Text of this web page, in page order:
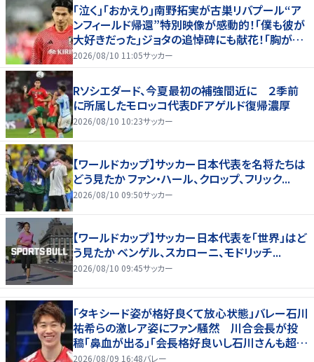
｢泣く｣｢おかえり｣南野拓実が古巣リバプール“ア
ンフィールド帰還”特別映像が感動的！｢僕も彼が
大好きだった｣ジョタの追悼碑にも献花！｢胸が熱
くなります…｣
2026/08/10 11:05サッカー
Rソシエダード、今夏最初の補強間近に ２季前
に所属したモロッコ代表DFアゲルド復帰濃厚
2026/08/10 10:23サッカー
【ワールドカップ】サッカー日本代表を名将たちは
どう見たか ファン・ハール、クロップ、フリック...
2026/08/10 09:50サッカー
【ワールドカップ】サッカー日本代表を「世界」はど
う見たか ベンゲル、スカローニ、モドリッチ...
2026/08/10 09:45サッカー
「タキシード姿が格好良くて放心状態」バレー石川
祐希らの激レア姿にファン騒然 川合会長が投
稿「鼻血が出る」「会長格好良いし石川さんも超格
好いい」
2026/08/09 16:48バレー